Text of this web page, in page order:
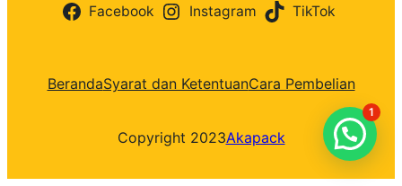
Facebook Instagram TikTok
BerandaSyarat dan KetentuanCara Pembelian
Copyright 2023Akapack
1